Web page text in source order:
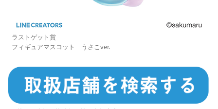
ラストゲット賞
フィギュアマスコット うさこver.